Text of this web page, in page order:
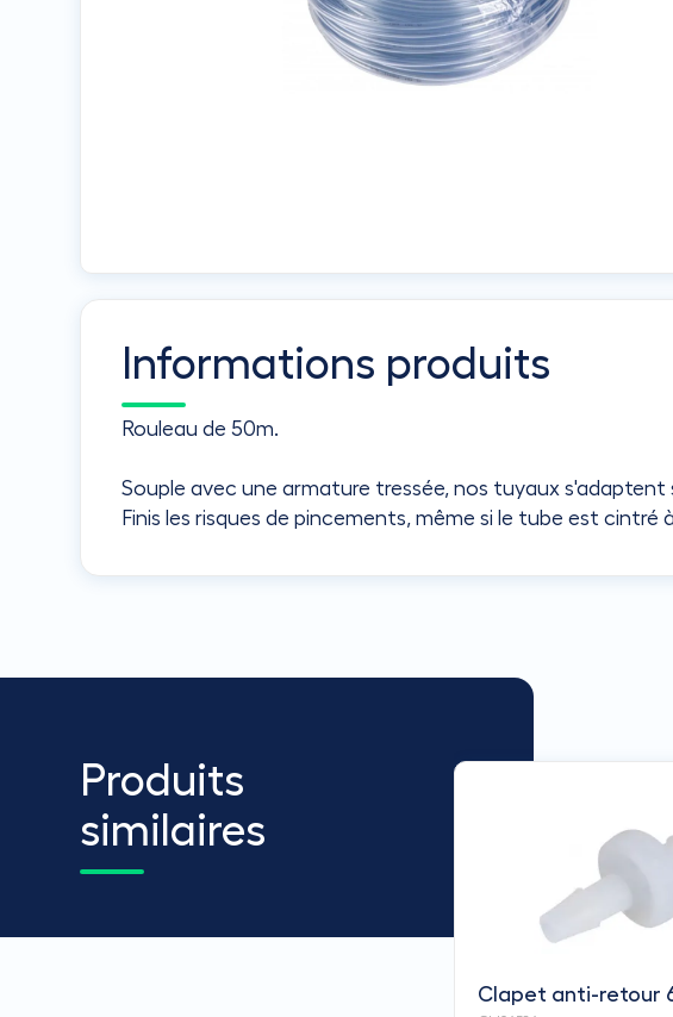
Informations produits
Rouleau de 50m.
Souple avec une armature tressée, nos tuyaux
Finis les risques de pincements, même si le tube est cintré
Produits
similaires
Clapet anti-retour